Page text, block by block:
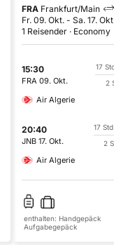
FRA Frankfurt/Main
Fr. 09. Okt. - Sa. 17.
1 Reisender
Economy
15:30
FRA 09. Okt.
17
2
Air Algerie
20:40
JNB 17. Okt.
17
2
Air Algerie
enthalten: Handgepäck
Aufgabegepäck